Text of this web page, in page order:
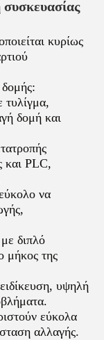
κυρίως
τυλίγμα,
δομή και
και PLC,
να
διπλό
μήκος της
υψηλή
εύκολα
αλλαγής.